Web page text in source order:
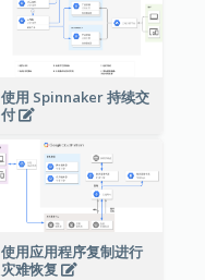
使用 Spinnaker 持续交
付
使用应用程序复制进行
灾难恢复